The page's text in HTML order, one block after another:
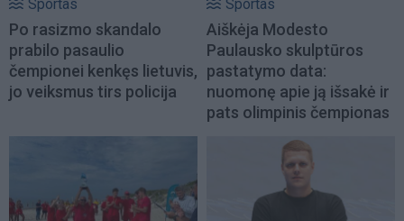
Sportas
Po rasizmo skandalo
prabilo pasaulio
čempionei kenkęs lietuvis,
jo veiksmus tirs policija
Sportas
Aiškėja Modesto
Paulausko skulptūros
pastatymo data:
nuomonę apie ją išsakė ir
pats olimpinis čempionas